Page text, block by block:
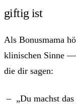
giftig ist
Als Bonusmama
klinischen Sinne
die dir sagen:
„Du machst